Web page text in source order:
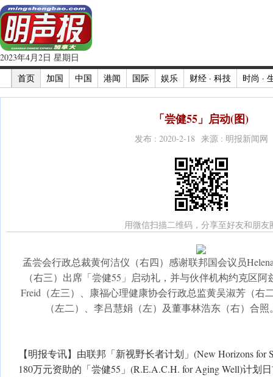
2023年4月2日 星期日
首页
加国 中国 港闻 国际 娱乐 财经 · 科技 时尚 ·
「尝健55」启动(图)
发布 : 2020-2-18 来源 : 明报新闻网
用微信扫描二维码，分享至好友和朋友
孟尝会行政总裁黄何洁仪（右四）感谢联邦国会议员
（右三）出席「尝健55」启动礼，并与伙伴机构约克区
Freid（左三）、康福心理健康协会行政总监黄吴淑芳（右
（左二）、李吕慧娟（左）及董事林浩东（右）合
【明报专讯】由联邦「新视野长者计划」(New Horizons for
180万元资助的「尝健55」(R.E.A.C.H. for Aging Well)计划